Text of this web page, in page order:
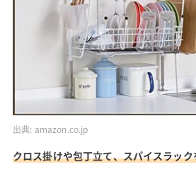
出典: amazon.co.jp
クロス掛けや包丁立て、スパイスラッ